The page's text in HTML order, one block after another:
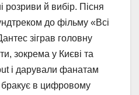
розриви й вибір. Пісня
до фільму «Всі
зіграв головну
зокрема у Києві та
і дарували фанатам
бракує в цифровому